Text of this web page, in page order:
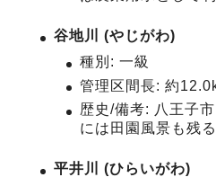
谷地川 (やじがわ)
種別: 一級
管理区間長: 約
歴史/備考: 八王子
には田園風景も残る
平井川 (ひらいがわ)